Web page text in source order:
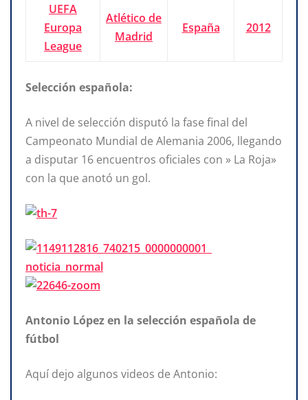
UEFA
Europa
League
Atlético de
Madrid
España 2012
Selección española:
A nivel de selección disputó la fase final del
Campeonato Mundial de Alemania 2006, llegando
a disputar 16 encuentros oficiales con » La Roja»
con la que anotó un gol.
Antonio López en la selección española de
fútbol
Aquí dejo algunos videos de Antonio: